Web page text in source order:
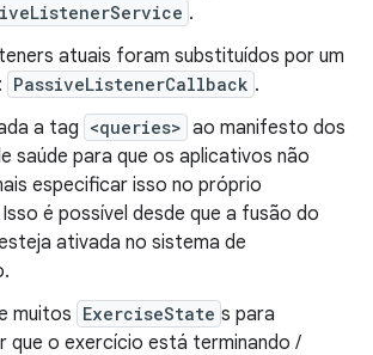
.
atuais foram substituídos por um
PassiveListenerCallback .
a tag <queries> ao manifesto dos
saúde para que os aplicativos não
especificar isso no próprio
é possível desde que a fusão do
ativada no sistema de
muitos ExerciseState s para
que o exercício está terminando /